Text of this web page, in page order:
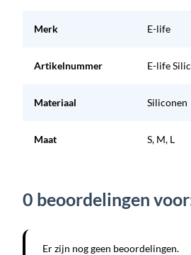
Merk E-life
Artikelnummer E-life
Materiaal Siliconen
Maat S, M, L
0 beoordelingen
Er zijn nog geen beoordelingen.